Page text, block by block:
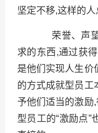
坚定不移,这样的人
荣誉、声望
求的东西,通过获
是他们实现人生价
的方式成就型员工
予他们适当的激励
型员工的“激励点